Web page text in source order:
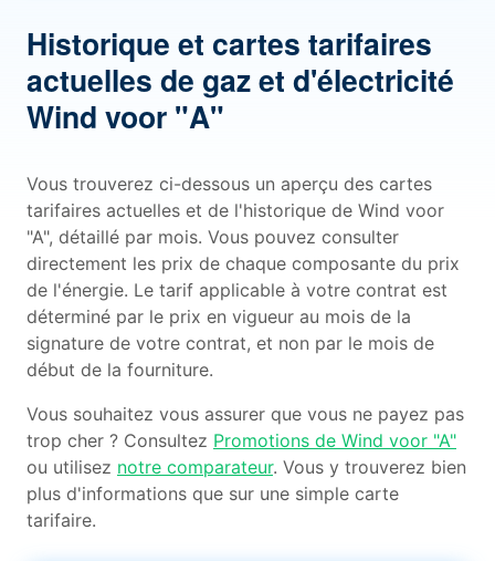
Historique et cartes tarifaires
actuelles de gaz et d'électricité
Wind voor "A"
Vous trouverez ci-dessous un aperçu des cartes
tarifaires actuelles et de l'historique de Wind voor
"A", détaillé par mois. Vous pouvez consulter
directement les prix de chaque composante du prix
de l'énergie. Le tarif applicable à votre contrat est
déterminé par le prix en vigueur au mois de la
signature de votre contrat, et non par le mois de
début de la fourniture.
Vous souhaitez vous assurer que vous ne payez pas
trop cher ? Consultez Promotions de Wind voor "A"
ou utilisez notre comparateur. Vous y trouverez bien
plus d'informations que sur une simple carte
tarifaire.